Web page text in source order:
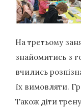
На третьому
знайомитись з
вчились
їх вимовляти.
Також діти